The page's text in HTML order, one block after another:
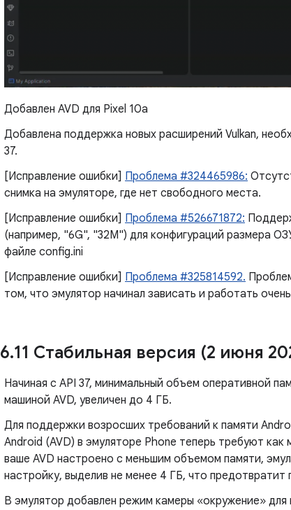
Добавлен AVD для Pixel 10a
Добавлена ​​поддержка новых расширений Vulkan,
37.
[Исправление ошибки] Проблема #324465986:
снимка на эмуляторе, где нет свободного места.
[Исправление ошибки] Проблема #526671872:
(например, "6G", "32M") для конфигураций размера
файле config.ini
[Исправление ошибки] Проблема #325814592.
том, что эмулятор начинал зависать и работать
6.11 Стабильная версия (2 июня
Начиная с API 37, минимальный объем оперативной
машиной AVD, увеличен до 4 ГБ.
Для поддержки возросших требований к памяти
Android (AVD) в эмуляторе Phone теперь требуют
ваше AVD настроено с меньшим объемом памяти,
настройку, выделив не менее 4 ГБ, что
В эмулятор добавлен режим камеры «окружение»